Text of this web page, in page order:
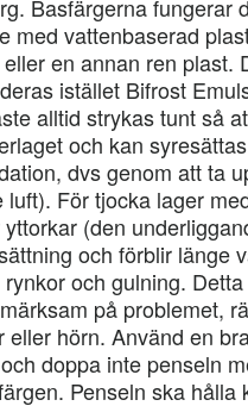
Basfärgerna fungerar
med vattenbaserad
en annan ren plast.
istället Bifrost
alltid strykas tunt så
och kan
dvs genom att ta
luft). För tjocka lager
(den
och förblir länge
och gulning.
på problemet,
eller hörn. Använd en
doppa inte penseln
Penseln ska hålla